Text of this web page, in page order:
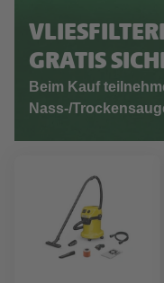
GRATIS
Beim Kauf
Nass-/